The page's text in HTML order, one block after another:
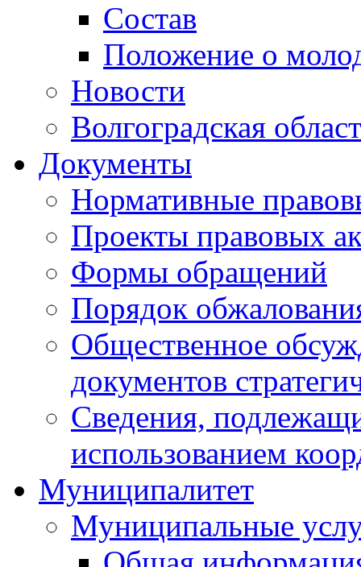
Состав
Положение о
Новости
Волгоградская
Документы
Нормативные
Проекты правовых
Формы обращений
Порядок
Общественное
документов
Сведения,
использованием
Муниципалитет
Муниципальные